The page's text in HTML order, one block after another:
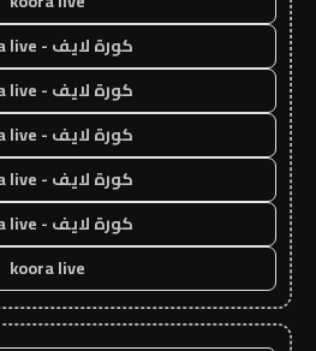
كورة لايف - koora live
كورة لايف - koora live
كورة لايف - koora live
كورة لايف - koora live
كورة لايف - koora live
koora live